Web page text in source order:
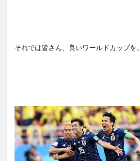
それでは皆さん、良いワールドカップを。